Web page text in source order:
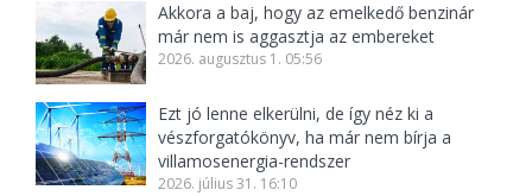
Akkora a baj, hogy az emelkedő benzinár
már nem is aggasztja az embereket
2026. augusztus 1. 05:56
Ezt jó lenne elkerülni, de így néz ki a
vészforgatókönyv, ha már nem bírja a
villamosenergia-rendszer
2026. július 31. 16:10